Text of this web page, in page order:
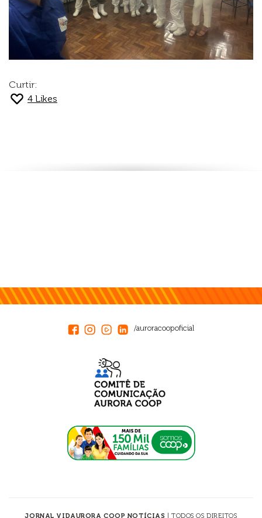
Curtir:
4 Likes
/auroracoopoficial
JORNAL VIDAURORA COOP NOTÍCIAS | TODOS OS DIREITOS